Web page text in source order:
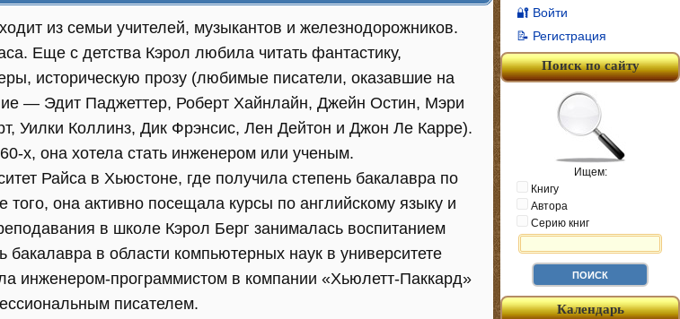
из семьи учителей, музыкантов и железнодорожников.
Еще с детства Кэрол любила читать фантастику,
историческую прозу (любимые писатели, оказавшие на
— Эдит Паджеттер, Роберт Хайнлайн, Джейн Остин, Мэри
Уилки Коллинз, Дик Фрэнсис, Лен Дейтон и Джон Ле Карре).
х, она хотела стать инженером или ученым.
Райса в Хьюстоне, где получила степень бакалавра по
того, она активно посещала курсы по английскому языку и
в школе Кэрол Берг занималась воспитанием
бакалавра в области компьютерных наук в университете
инженером-программистом в компании «Хьюлетт-Паккард»
писателем.
🔐 Войти
📝 Регистрация
Поиск по сайту
Ищем:
Книгу
Автора
Серию книг
Календарь